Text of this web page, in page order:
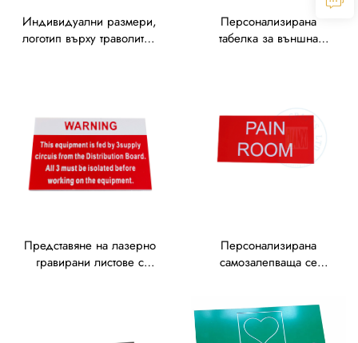
Индивидуални размери,
логотип върху траволит –
от траволит
Персонализирана
табелка за външна
пластмаса за клапани и
електрически устройства,
празна гравирана
табелка от траволит
Представяне на лазерно
гравирани листове с
Персонализирана
самозалепваща се
електрически табелки,
празна гравирана